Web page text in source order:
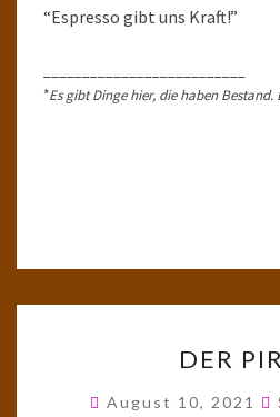
“Espresso gibt uns Kraft!”
*Es gibt Dinge hier, die haben Bestand.
DER
August 10, 2021